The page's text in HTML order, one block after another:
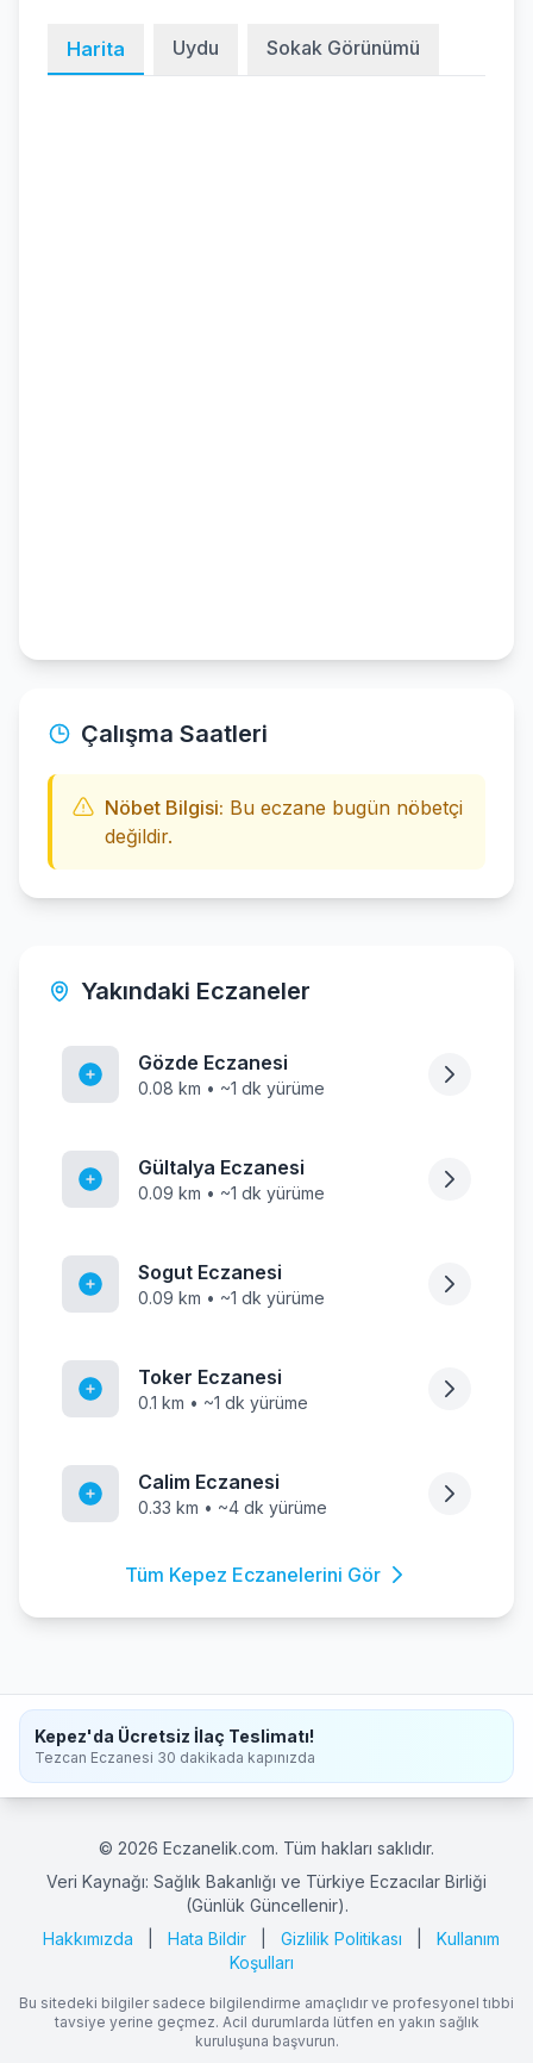
Harita Uydu Sokak Görünümü
Çalışma Saatleri
Nöbet Bilgisi: Bu eczane bugün nöbetçi
değildir.
Yakındaki Eczaneler
Gözde Eczanesi
0.08 km • ~1 dk yürüme
Gültalya Eczanesi
0.09 km • ~1 dk yürüme
Sogut Eczanesi
0.09 km • ~1 dk yürüme
Toker Eczanesi
0.1 km • ~1 dk yürüme
Calim Eczanesi
0.33 km • ~4 dk yürüme
Tüm Kepez Eczanelerini Gör
Kepez'da Ücretsiz İlaç Teslimatı!
Tezcan Eczanesi 30 dakikada kapınızda
© 2026 Eczanelik.com. Tüm hakları saklıdır.
Veri Kaynağı: Sağlık Bakanlığı ve Türkiye Eczacılar Birliği
(Günlük Güncellenir).
Hakkımızda
Hata Bildir Gizlilik Politikası
Kullanım
Koşulları
Bu sitedeki bilgiler sadece bilgilendirme amaçlıdır ve profesyonel tıbbi
tavsiye yerine geçmez. Acil durumlarda lütfen en yakın sağlık
kuruluşuna başvurun.